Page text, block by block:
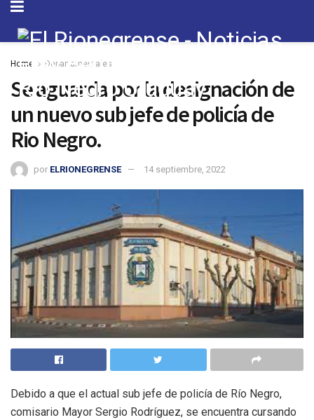
Home Departamentales
Se aguarda por la designación de
un nuevo sub jefe de policía de
Rio Negro.
por ELRIONEGRENSE 14 septiembre, 2022
Debido a que el actual sub jefe de policía de Río Negro,
comisario Mayor Sergio Rodríguez, se encuentra cursando